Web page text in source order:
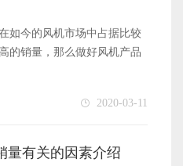
今的风机市场中占据比较
的销量，那么做好风机产品
比较重要的工作之一。有了
目标客户知道与了解，从而
户购买了。那么，风机产品
的知名度想要被提升起
2020-03-11
量有关的因素介绍